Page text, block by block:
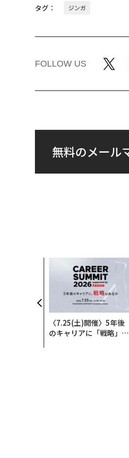
タグ： ジンガ
FOLLOW US
無料のメール
〈7.25(土)開催〉5年後
のキャリアに「戦略」は